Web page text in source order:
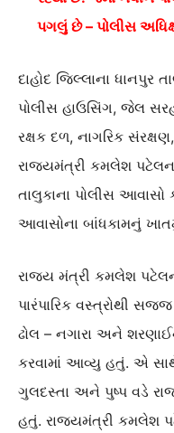
પગલું છે – પોલીસ
દાહોદ જિલ્લાના ધાનપુર
પોલીસ હાઉસિંગ, જેલ
રક્ષક દળ, નાગરિક
રાજ્યમંત્રી કમલેશ
તાલુકાના પોલીસ આવાસો
આવાસોના બાંધકામનું
રાજ્ય મંત્રી કમલેશ
પારંપારિક વસ્ત્રોથી
ઢોલ – નગારા અને
કરવામાં આવ્યુ હતું. એ
ગુલદસ્તા અને પુષ્પ વડે
હતું. રાજ્યમંત્રી કમલેશ